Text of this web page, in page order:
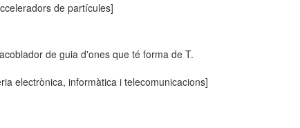
de partícules]
de guia d'ones que té forma de T.
electrònica, informàtica i telecomunicacions]